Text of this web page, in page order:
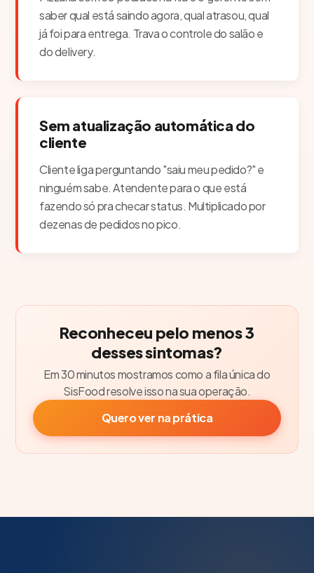
saber qual está saindo agora, qual atrasou, qual
já foi para entrega. Trava o controle do salão e
do delivery.
Sem atualização automática do
cliente
Cliente liga perguntando "saiu meu pedido?" e
ninguém sabe. Atendente para o que está
fazendo só pra checar status. Multiplicado por
dezenas de pedidos no pico.
Reconheceu pelo menos 3
desses sintomas?
Em 30 minutos mostramos como a fila única do
SisFood resolve isso na sua operação.
Quero ver na prática